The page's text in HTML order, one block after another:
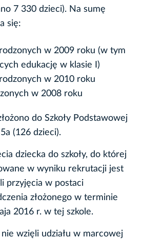
7 330 dzieci). Na sumę
się:
w 2009 roku (w tym
edukację w klasie I)
w 2010 roku
w 2008 roku
do Szkoły Podstawowej
(126 dzieci).
dziecka do szkoły, do której
w wyniku rekrutacji jest
przyjęcia w postaci
złożonego w terminie
2016 r. w tej szkole.
wzięli udziału w marcowej